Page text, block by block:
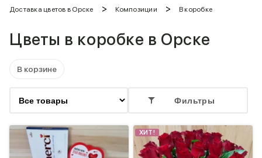
Доставка цветов в Орске > Композиции > В коробке
Цветы в коробке в Орске
В корзине
Фильтры
ХИТ!